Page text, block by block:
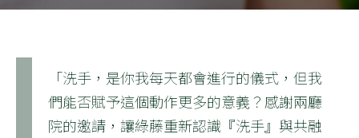
「洗手，是你我每天都會進行的儀式，但我
們能否賦予這個動作更多的意義？感謝兩廳
院的邀請，讓綠藤重新認識『洗手』與共融